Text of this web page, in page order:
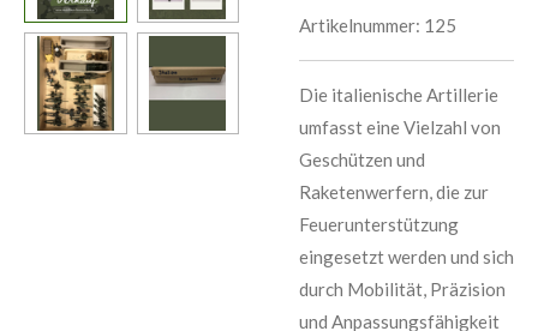
Artikelnummer: 125
Die italienische Artillerie
umfasst eine Vielzahl von
Geschützen und
Raketenwerfern, die zur
Feuerunterstützung
eingesetzt werden und sich
durch Mobilität, Präzision
und Anpassungsfähigkeit